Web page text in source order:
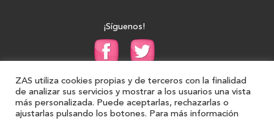
¡Síguenos!
ZAS utiliza cookies propias y de terceros con la finalidad
de analizar sus servicios y mostrar a los usuarios una vista
más personalizada. Puede aceptarlas, rechazarlas o
ajustarlas pulsando los botones. Para más información